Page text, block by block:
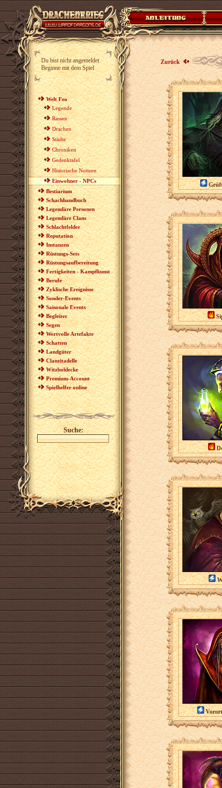
Du bist nicht angemeldet
Beginne mit dem Spiel
Welt Feo
Legende
Rassen
Drachen
Städte
Chroniken
Gedenktafel
Historische Notizen
Einwohner - NPCs
Bestiarium
Schachhandbuch
Legendäre Personen
Legendäre Clans
Schlachtfelder
Reputation
Instanzen
Rüstungs-Sets
Rüstungsaufbereitung
Fertigkeiten - Kampfkunst
Berufe
Zyklische Ereignisse
Sonder-Events
Saisonale Events
Begleiter
Segen
Wertvolle Artefakte
Schatten
Landgüter
Clanzitadelle
Witzboldecke
Premium-Account
Spielhelfer online
Suche:
Zurück